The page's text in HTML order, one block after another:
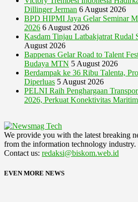
Dillinger Jerman 6 August 2026
BPD HIPMI Jaya Gelar Seminar
2026 6 August 2026
Kasdam Tinjau Latbakjatrat Rudal
August 2026
Bappenas Gelar Road to Talent
Budaya MTN 5 August 2026
Berdampak ke 36 Ribu Talenta,
Diperluas 5 August 2026
PELNI Raih Penghargaan
2026, Perkuat Konektivitas
We provide you with the latest breaking
from the information technology industry.
Contact us: redaksi@biskom.web.id
EVEN MORE NEWS